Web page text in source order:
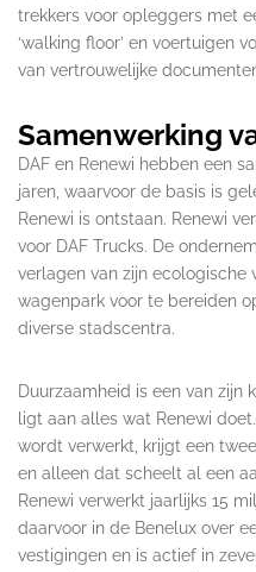
trekkers voor opleggers met
‘walking floor’ en voertuigen
van vertrouwelijke
Samenwerking
DAF en Renewi hebben een
jaren, waarvoor de basis is
Renewi is ontstaan. Renewi
voor DAF Trucks. De
verlagen van zijn
wagenpark voor te bereiden
diverse stadscentra.
Duurzaamheid is een van
ligt aan alles wat Renewi
wordt verwerkt, krijgt een
en alleen dat scheelt al een
Renewi verwerkt jaarlijks 15
daarvoor in de Benelux over
vestigingen en is actief in